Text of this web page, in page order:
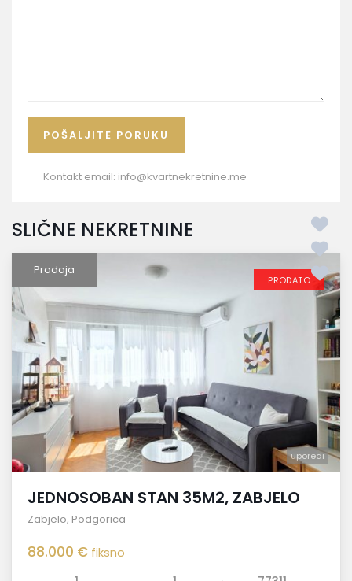
Kontakt email: info@kvartnekretnine.me
SLIČNE NEKRETNINE
Prodaja
uporedi
PRODATO
JEDNOSOBAN STAN 35M2, ZABJELO
Zabjelo, Podgorica
88.000 € fiksno